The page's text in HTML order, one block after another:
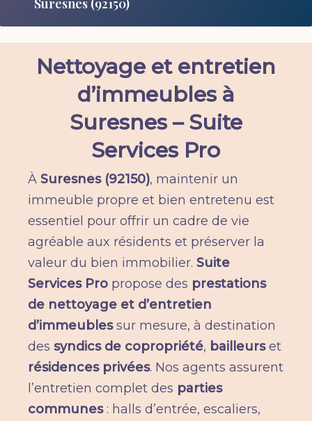
Nettoyage et entretien
d’immeubles à
Suresnes – Suite
Services Pro
À Suresnes (92150), maintenir un
immeuble propre et bien entretenu est
essentiel pour offrir un cadre de vie
agréable aux résidents et préserver la
valeur du bien immobilier. Suite
Services Pro propose des prestations
de nettoyage et d’entretien
d’immeublessur mesure, à destination
dessyndics de copropriété, bailleurset
résidences privées. Nos agents assurent
l’entretien complet des parties
communes: halls d’entrée, escaliers,